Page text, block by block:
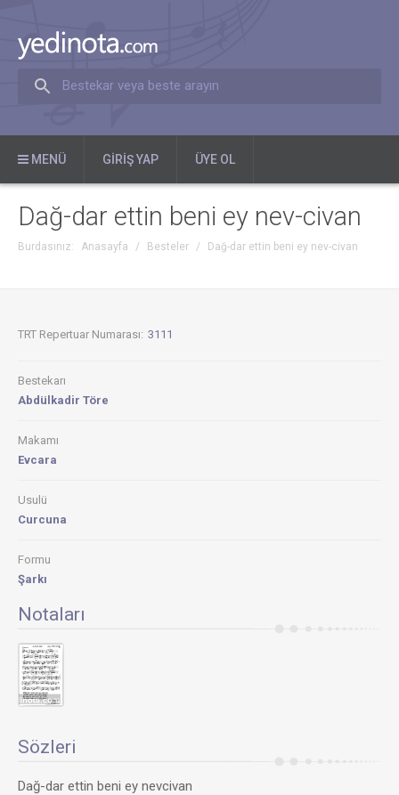
Bestekar veya beste arayın
MENÜ GIRIŞ YAP ÜYE OL
Dağ-dar ettin beni ey nev-civan
Burdasınız: Anasayfa / Besteler / Dağ-dar ettin beni ey nev-civan
TRT Repertuar Numarası: 3111
Bestekarı
Abdülkadir Töre
Makamı
Evcara
Usulü
Curcuna
Formu
Şarkı
Notaları
Sözleri
Dağ-dar ettin beni ey nevcivan